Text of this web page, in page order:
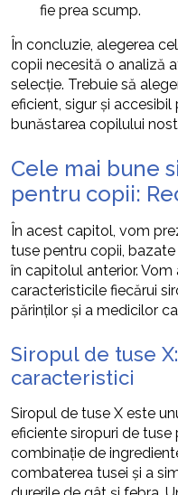
fie prea scump.
În concluzie, alegerea
copii necesită o analiză
selecție. Trebuie să
eficient, sigur și
bunăstarea copilului
Cele mai bune
pentru copii:
În acest capitol, vom
tuse pentru copii,
în capitolul anterior. Vom
caracteristicile fiecărui
părinților și a medicilor
Siropul de tuse
caracteristici
Siropul de tuse X este
eficiente siropuri de
combinație de
combaterea tusei și a